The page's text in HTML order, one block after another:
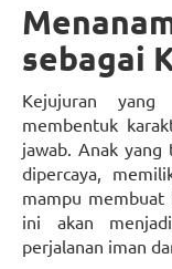
sebagai
Kejujuran yang
membentuk
jawab. Anak
dipercaya,
mampu membuat
ini akan
perjalanan iman